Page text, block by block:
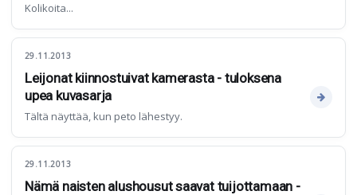
Kolikoita...
29.11.2013
Leijonat kiinnostuivat kamerasta - tuloksena
upea kuvasarja
Tältä näyttää, kun peto lähestyy.
29.11.2013
Nämä naisten alushousut saavat tuijottamaan -